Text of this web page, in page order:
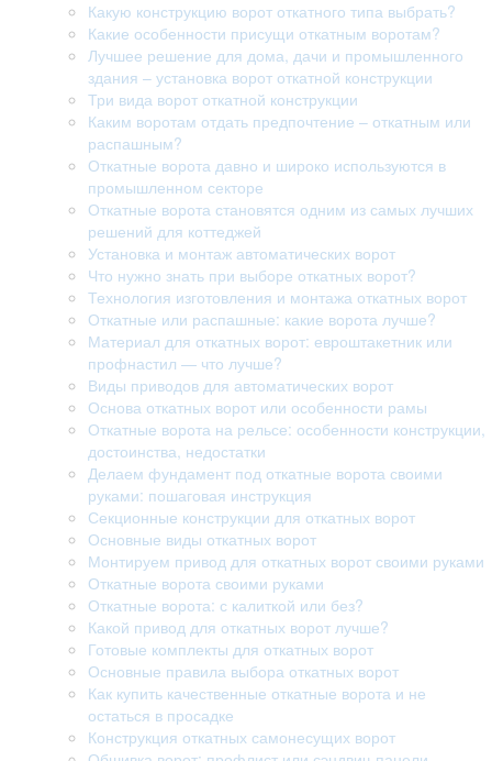
Какую конструкцию ворот откатного типа выбрать?
Какие особенности присущи откатным воротам?
Лучшее решение для дома, дачи и промышленного
здания – установка ворот откатной конструкции
Три вида ворот откатной конструкции
Каким воротам отдать предпочтение – откатным или
распашным?
Откатные ворота давно и широко используются в
промышленном секторе
Откатные ворота становятся одним из самых лучших
решений для коттеджей
Установка и монтаж автоматических ворот
Что нужно знать при выборе откатных ворот?
Технология изготовления и монтажа откатных ворот
Откатные или распашные: какие ворота лучше?
Материал для откатных ворот: евроштакетник или
профнастил — что лучше?
Виды приводов для автоматических ворот
Основа откатных ворот или особенности рамы
Откатные ворота на рельсе: особенности конструкции,
достоинства, недостатки
Делаем фундамент под откатные ворота своими
руками: пошаговая инструкция
Секционные конструкции для откатных ворот
Основные виды откатных ворот
Монтируем привод для откатных ворот своими руками
Откатные ворота своими руками
Откатные ворота: с калиткой или без?
Какой привод для откатных ворот лучше?
Готовые комплекты для откатных ворот
Основные правила выбора откатных ворот
Как купить качественные откатные ворота и не
остаться в просадке
Конструкция откатных самонесущих ворот